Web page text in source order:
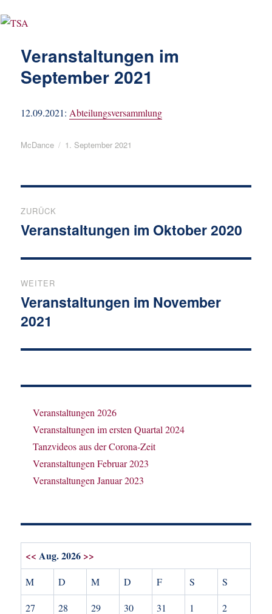
Veranstaltungen im
September 2021
12.09.2021:Abteilungsversammlung
Autor
McDance
Veröffentlicht
1. September 2021
ZURÜCK
Vorheriger
Veranstaltungen im Oktober 2020
WEITER
Nächster
Beitrag:
Veranstaltungen im November
2021
Veranstaltungen 2026
Veranstaltungen im ersten Quartal 2024
Tanzvideos aus der Corona-Zeit
Veranstaltungen Februar 2023
Veranstaltungen Januar 2023
<< Aug. 2026 >>
M D M D F S S
27 28 29 30 31 1 2